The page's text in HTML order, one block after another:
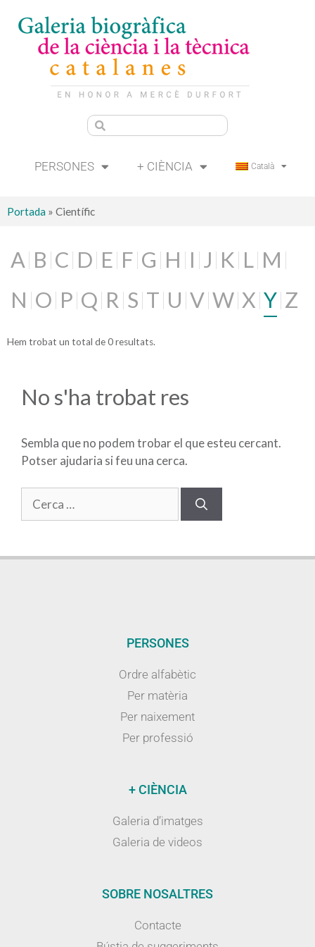
PERSONES + CIÈNCIA Català
Portada » Científic
A B C D E F G H I J K L M
N O P Q R S T U V W X Y Z
Hem trobat un total de 0 resultats.
No s'ha trobat res
Sembla que no podem trobar el que esteu cercant.
Potser ajudaria si feu una cerca.
PERSONES
Ordre alfabètic
Per matèria
Per naixement
Per professió
+ CIÈNCIA
Galeria d’imatges
Galeria de videos
SOBRE NOSALTRES
Contacte